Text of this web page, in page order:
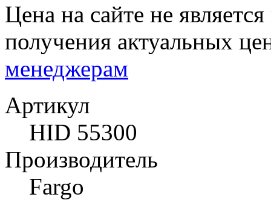
Цена на сайте не
получения актуальных
менеджерам
Артикул
HID 55300
Производитель
Fargo